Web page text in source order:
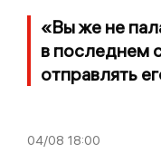
«Вы же не
в последнем
отправлять
04/08 18:00